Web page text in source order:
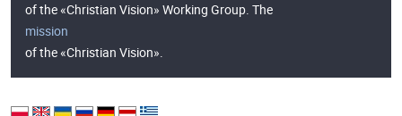
of the «Christian Vision» Working Group. The
mission
of the «Christian Vision».